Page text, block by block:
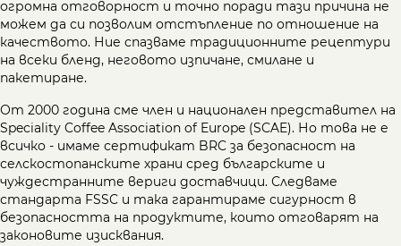
огромна отговорност и точно поради тази причина не
можем да си позволим отстъпление по отношение на
качеството. Ние спазваме традиционните рецептури
на всеки бленд, неговото изпичане, смилане и
пакетиране.
От 2000 година сме член и национален представител на
Speciality Coffee Association of Europe (SCAE). Но това не е
всичко - имаме сертификат BRC за безопасност на
селскостопанските храни сред българските и
чуждестранните вериги доставчици. Следваме
стандарта FSSC и така гарантираме сигурност в
безопасността на продуктите, които отговарят на
законовите изисквания.